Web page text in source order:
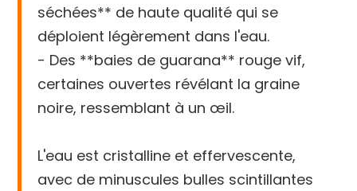
séchées** de haute qualité qui se
déploient légèrement dans l'eau.
- Des **baies de guarana** rouge vif,
certaines ouvertes révélant la graine
noire, ressemblant à un œil.
L'eau est cristalline et effervescente,
avec de minuscules bulles scintillantes